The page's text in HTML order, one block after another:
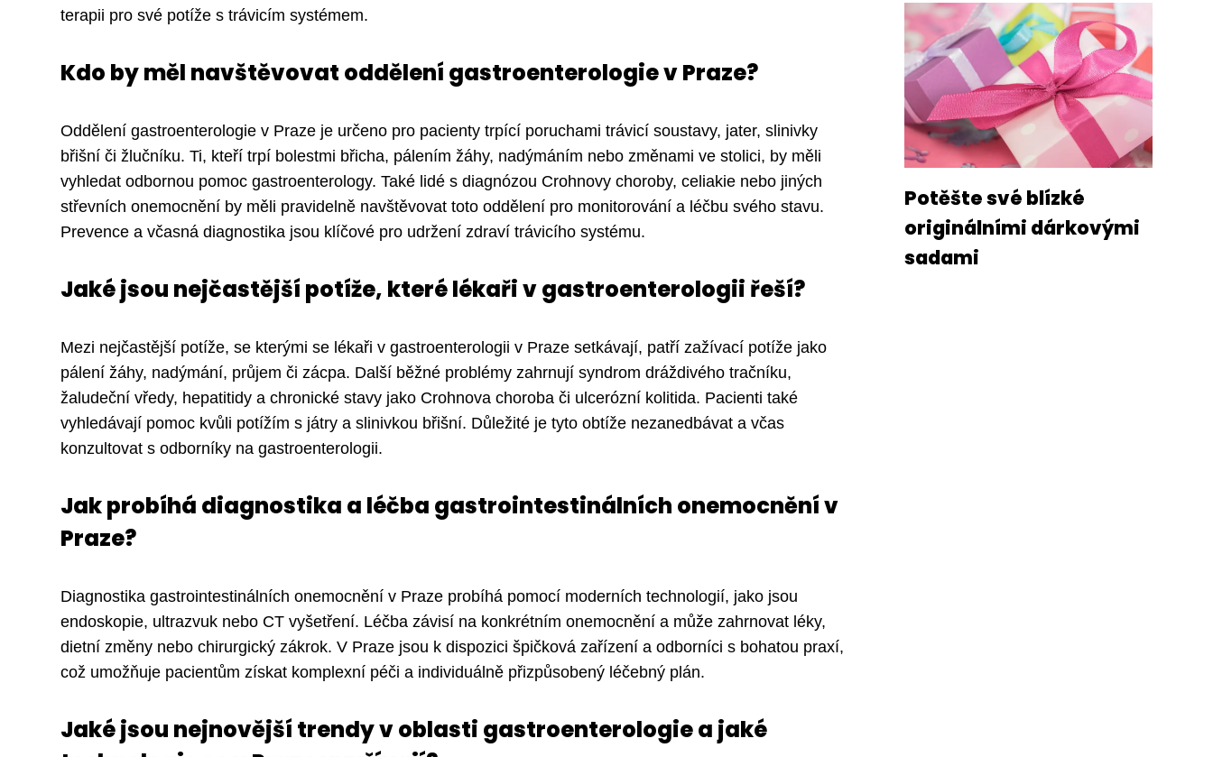
terapii pro své potíže s trávicím systémem.
Kdo by měl navštěvovat oddělení gastroenterologie v Praze?
Oddělení gastroenterologie v Praze je určeno pro pacienty trpící poruchami trávicí soustavy, jater, slinivky
břišní či žlučníku. Ti, kteří trpí bolestmi břicha, pálením žáhy, nadýmáním nebo změnami ve stolici, by měli
vyhledat odbornou pomoc gastroenterology. Také lidé s diagnózou Crohnovy choroby, celiakie nebo jiných
střevních onemocnění by měli pravidelně navštěvovat toto oddělení pro monitorování a léčbu svého stavu.
Prevence a včasná diagnostika jsou klíčové pro udržení zdraví trávicího systému.
Jaké jsou nejčastější potíže, které lékaři v gastroenterologii řeší?
Mezi nejčastější potíže, se kterými se lékaři v gastroenterologii v Praze setkávají, patří zažívací potíže jako
pálení žáhy, nadýmání, průjem či zácpa. Další běžné problémy zahrnují syndrom dráždivého tračníku,
žaludeční vředy, hepatitidy a chronické stavy jako Crohnova choroba či ulcerózní kolitida. Pacienti také
vyhledávají pomoc kvůli potížím s játry a slinivkou břišní. Důležité je tyto obtíže nezanedbávat a včas
konzultovat s odborníky na gastroenterologii.
Jak probíhá diagnostika a léčba gastrointestinálních onemocnění v
Praze?
Diagnostika gastrointestinálních onemocnění v Praze probíhá pomocí moderních technologií, jako jsou
endoskopie, ultrazvuk nebo CT vyšetření. Léčba závisí na konkrétním onemocnění a může zahrnovat léky,
dietní změny nebo chirurgický zákrok. V Praze jsou k dispozici špičková zařízení a odborníci s bohatou praxí,
což umožňuje pacientům získat komplexní péči a individuálně přizpůsobený léčebný plán.
Jaké jsou nejnovější trendy v oblasti gastroenterologie a jaké
Potěšte své blízké
originálními dárkovými
sadami